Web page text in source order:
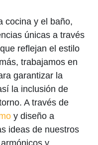
cocina y el baño,
únicas a través
reflejan el estilo
trabajamos en
garantizar la
la inclusión de
A través de
y diseño a
ideas de nuestros
y